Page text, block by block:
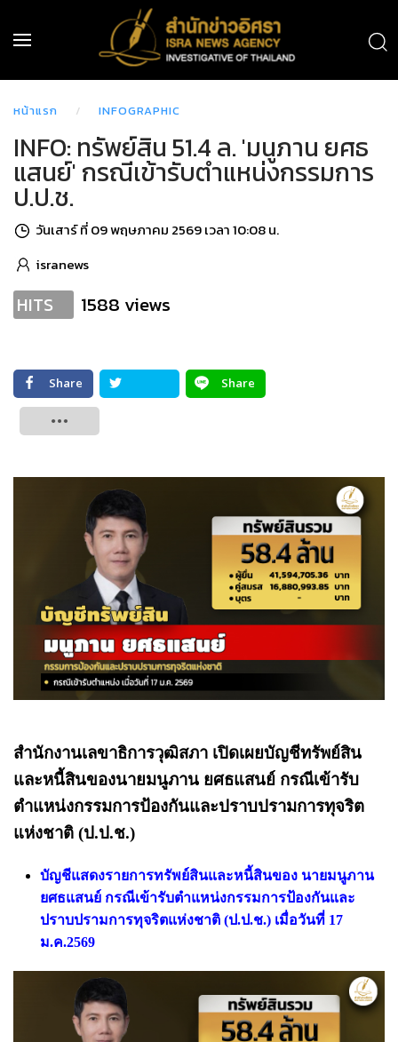
หน้าแรก INFOGRAPHIC
INFO: ทรัพย์สิน 51.4 ล. 'มนูภาน ยศธ
แสนย์' กรณีเข้ารับตำแหน่งกรรมการ
ป.ป.ช.
วันเสาร์ ที่ 09 พฤษภาคม 2569 เวลา 10:08 น.
isranews
HITS 1588 views
Share
Share
สำนักงานเลขาธิการวุฒิสภา เปิดเผยบัญชีทรัพย์สิน
และหนี้สินของนายมนูภาน ยศธแสนย์ กรณีเข้ารับ
ตำแหน่งกรรมการป้องกันและปราบปรามการทุจริต
แห่งชาติ (ป.ป.ช.)
บัญชีแสดงรายการทรัพย์สินและหนี้สินของ นายมนูภาน
ยศธแสนย์ กรณีเข้ารับตำแหน่งกรรมการป้องกันและ
ปราบปรามการทุจริตแห่งชาติ (ป.ป.ช.) เมื่อวันที่ 17
ม.ค.2569